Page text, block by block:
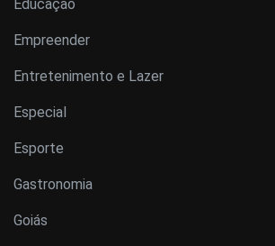
Educação
Empreender
Entretenimento e Lazer
Especial
Esporte
Gastronomia
Goiás